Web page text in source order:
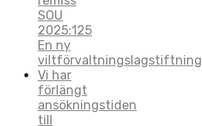
SOU
2025:125
En ny
viltförvaltningslagstiftning
Vi har
förlängt
ansökningstiden
till